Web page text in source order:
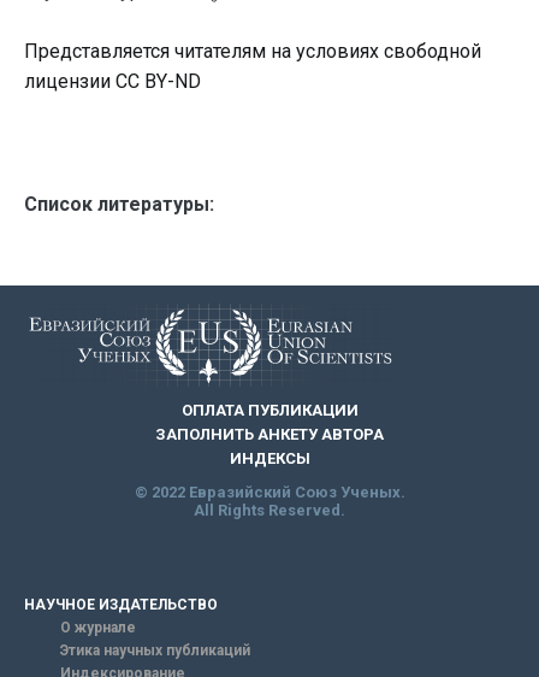
Представляется читателям на условиях свободной
лицензии CC BY-ND
Список литературы:
ОПЛАТА ПУБЛИКАЦИИ
ЗАПОЛНИТЬ АНКЕТУ АВТОРА
ИНДЕКСЫ
© 2022 Евразийский Союз Ученых.
All Rights Reserved.
НАУЧНОЕ ИЗДАТЕЛЬСТВО
О журнале
Этика научных публикаций
Индексирование